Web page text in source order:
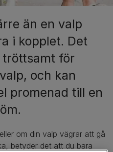
än en valp
i kopplet. Det
för
och kan
promenad till en
om din valp vägrar att gå
betyder det att du bara